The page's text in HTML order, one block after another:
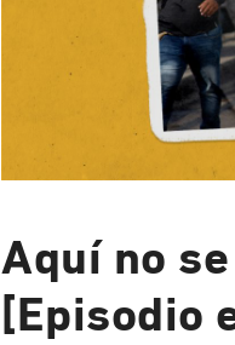
Aquí no
[Episodio